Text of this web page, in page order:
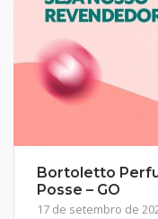
Bortoletto
Posse – GO
17 de setembro de